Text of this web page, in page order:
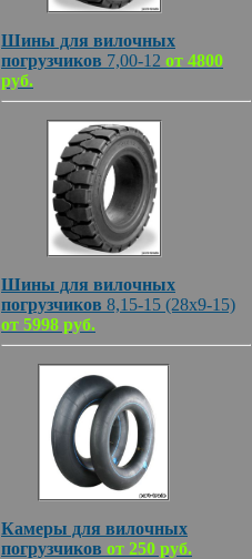
Шины для вилочных
погрузчиков 7,00-12 от 4800
руб.
Шины для вилочных
погрузчиков 8,15-15 (28х9-15)
от 5998 руб.
Камеры для вилочных
погрузчиков от 250 руб.